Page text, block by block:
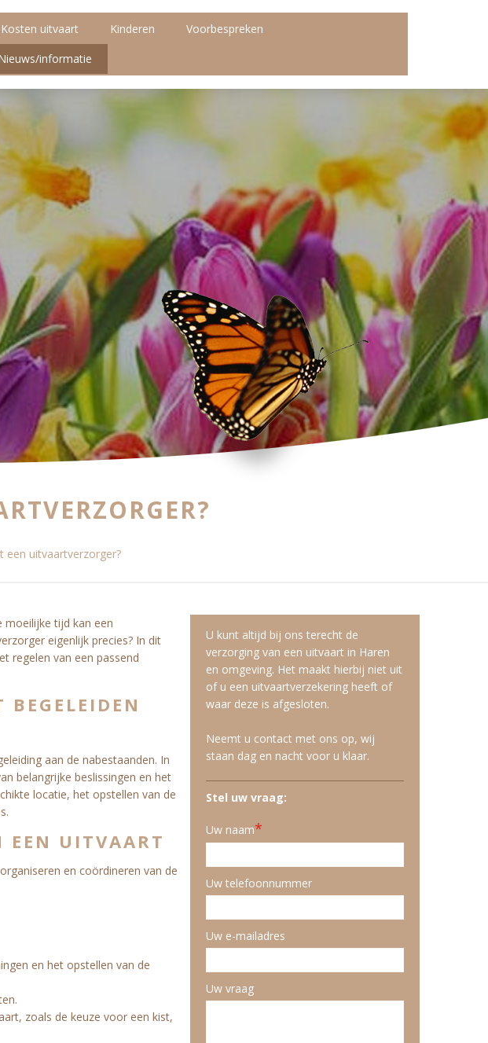
Kosten uitvaart Kinderen
Voorbespreken
informatie
een uitvaartverzorger?
moeilijke tijd kan een
eigenlijk precies? In dit
regelen van een passend
aan de nabestaanden. In
belangrijke beslissingen en het
locatie, het opstellen van de
EEN UITVAART
en coördineren van de
en het opstellen van de
zoals de keuze voor een kist,
U kunt altijd bij ons terecht de
verzorging van een uitvaart in Haren
en omgeving. Het maakt hierbij niet uit
of u een uitvaartverzekering heeft of
waar deze is afgesloten.
Neemt u contact met ons op, wij
staan dag en nacht voor u klaar.
Stel uw vraag:
Uw naam*
Uw telefoonnummer
Uw e-mailadres
Uw vraag